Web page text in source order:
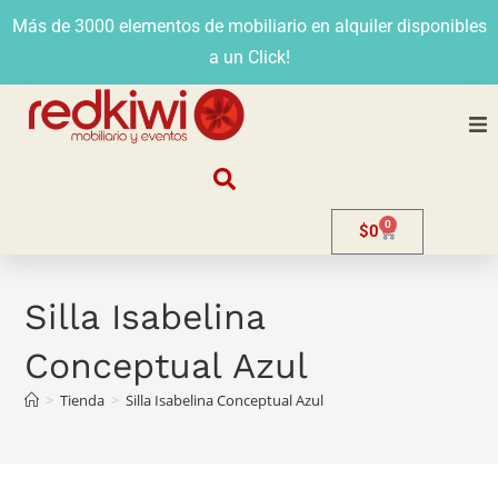
Más de 3000 elementos de mobiliario en alquiler disponibles
a un Click!
Venta
$0 0
Silla Isabelina
Conceptual Azul
> Tienda > Silla Isabelina Conceptual Azul